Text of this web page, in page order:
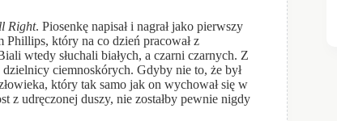
Right. Piosenkę napisał i nagrał jako pierwszy
Phillips, który na co dzień pracował z
wtedy słuchali białych, a czarni czarnych. Z
ciemnoskórych. Gdyby nie to, że był
który tak samo jak on wychował się w
z udręczonej duszy, nie zostałby pewnie nigdy